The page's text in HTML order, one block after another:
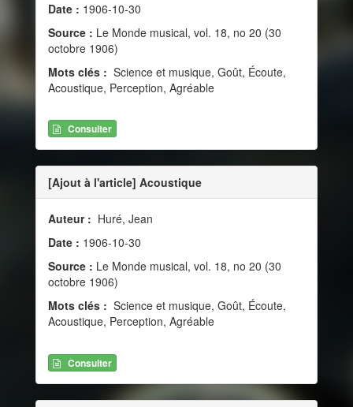
Date : 1906-10-30
Source : Le Monde musical, vol. 18, no 20 (30
octobre 1906)
Mots clés : Science et musique, Goût, Écoute,
Acoustique, Perception, Agréable
Consulter
[Ajout à l'article] Acoustique
Auteur : Huré, Jean
Date : 1906-10-30
Source : Le Monde musical, vol. 18, no 20 (30
octobre 1906)
Mots clés : Science et musique, Goût, Écoute,
Acoustique, Perception, Agréable
Consulter